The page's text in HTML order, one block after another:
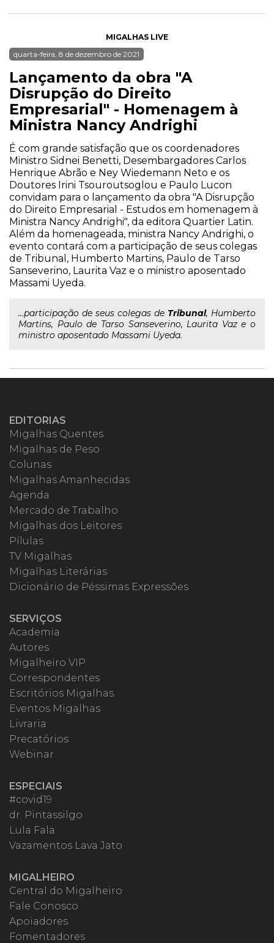
MIGALHAS LIVE
quarta-feira, 8 de dezembro de 2021
Lançamento da obra "A
Disrupção do Direito
Empresarial" - Homenagem à
Ministra Nancy Andrighi
É com grande satisfação que os coordenadores
Ministro Sidnei Benetti, Desembargadores Carlos
Henrique Abrão e Ney Wiedemann Neto e os
Doutores Irini Tsouroutsoglou e Paulo Lucon
convidam para o lançamento da obra "A Disrupção
do Direito Empresarial - Estudos em homenagem à
Ministra Nancy Andrighi", da editora Quartier Latin.
Além da homenageada, ministra Nancy Andrighi, o
evento contará com a participação de seus colegas
de Tribunal, Humberto Martins, Paulo de Tarso
Sanseverino, Laurita Vaz e o ministro aposentado
Massami Uyeda.
...participação de seus colegas de Tribunal, Humberto
Martins, Paulo de Tarso Sanseverino, Laurita Vaz e o
ministro aposentado Massami Uyeda.
EDITORIAS
Migalhas Quentes
Migalhas de Peso
Colunas
Migalhas Amanhecidas
Agenda
Mercado de Trabalho
Migalhas dos Leitores
Pílulas
TV Migalhas
Migalhas Literárias
Dicionário de Péssimas Expressões
SERVIÇOS
Academia
Autores
Migalheiro VIP
Correspondentes
Escritórios Migalhas
Eventos Migalhas
Livraria
Precatórios
Webinar
ESPECIAIS
#covid19
dr. Pintassilgo
Lula Fala
Vazamentos Lava Jato
MIGALHEIRO
Central do Migalheiro
Fale Conosco
Apoiadores
Fomentadores